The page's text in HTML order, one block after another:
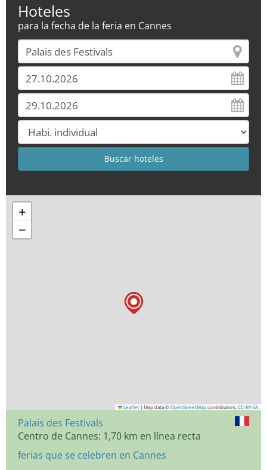
Hoteles
para la fecha de la feria en Cannes
+
−
Leaflet | Map data © OpenStreetMap contributors, CC-BY-SA
Palais des Festivals
Centro de Cannes: 1,70 km en línea recta
ferias que se celebren en Cannes